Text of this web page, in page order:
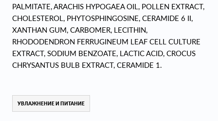
PALMITATE, ARACHIS HYPOGAEA OIL, POLLEN EXTRACT,
CHOLESTEROL, PHYTOSPHINGOSINE, CERAMIDE 6 II,
XANTHAN GUM, CARBOMER, LECITHIN,
RHODODENDRON FERRUGINEUM LEAF CELL CULTURE
EXTRACT, SODIUM BENZOATE, LACTIC ACID, CROCUS
CHRYSANTUS BULB EXTRACT, CERAMIDE 1.
УВЛАЖНЕНИЕ И ПИТАНИЕ